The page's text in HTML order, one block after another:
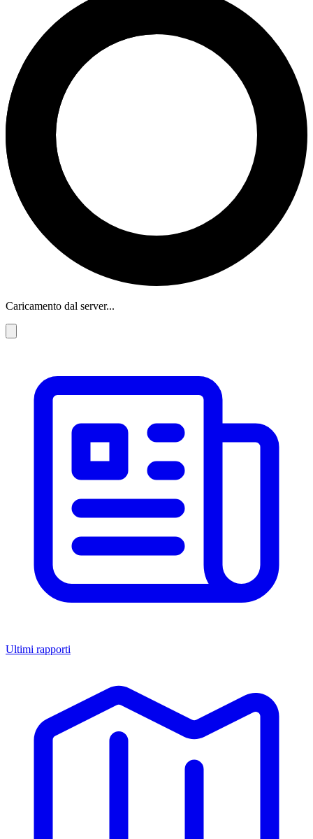
Caricamento dal server...
Ultimi rapporti